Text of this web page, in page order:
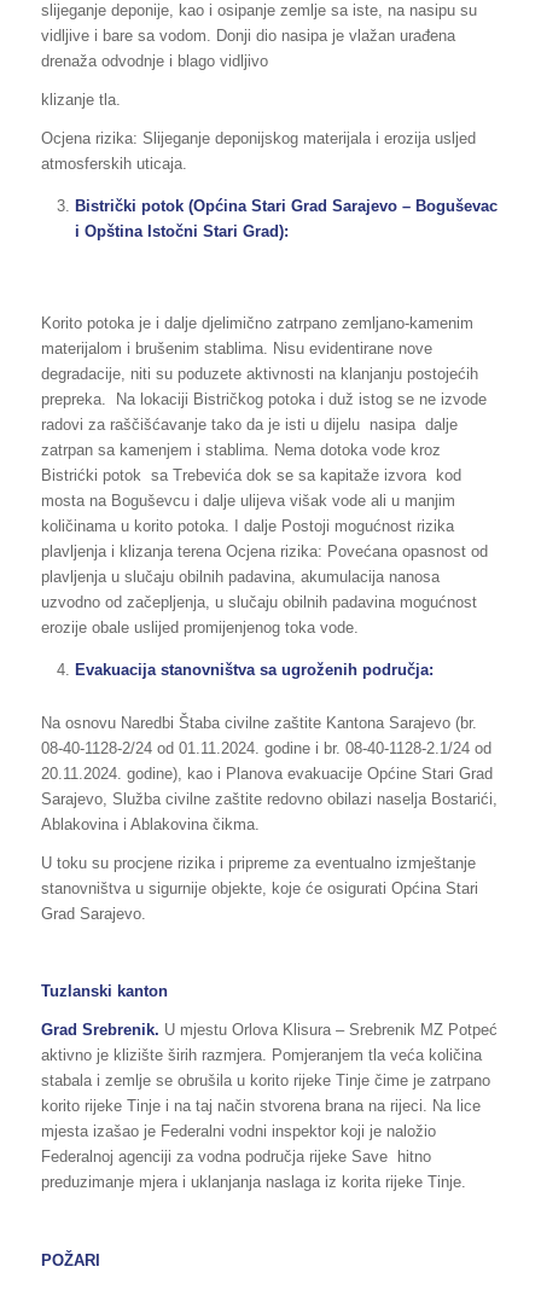
slijeganje deponije, kao i osipanje zemlje sa iste, na nasipu su
vidljive i bare sa vodom. Donji dio nasipa je vlažan urađena
drenaža odvodnje i blago vidljivo
klizanje tla.
Ocjena rizika: Slijeganje deponijskog materijala i erozija usljed
atmosferskih uticaja.
Bistrički potok (Općina Stari Grad Sarajevo – Boguševac
i Opština Istočni Stari Grad):
Korito potoka je i dalje djelimično zatrpano zemljano-kamenim
materijalom i brušenim stablima. Nisu evidentirane nove
degradacije, niti su poduzete aktivnosti na klanjanju postojećih
prepreka. Na lokaciji Bistričkog potoka i duž istog se ne izvode
radovi za raščišćavanje tako da je isti u dijelu nasipa dalje
zatrpan sa kamenjem i stablima. Nema dotoka vode kroz
Bistrićki potok sa Trebevića dok se sa kapitaže izvora kod
mosta na Boguševcu i dalje ulijeva višak vode ali u manjim
količinama u korito potoka. I dalje Postoji mogućnost rizika
plavljenja i klizanja terena Ocjena rizika: Povećana opasnost od
plavljenja u slučaju obilnih padavina, akumulacija nanosa
uzvodno od začepljenja, u slučaju obilnih padavina mogućnost
erozije obale uslijed promijenjenog toka vode.
Evakuacija stanovništva sa ugroženih područja:
Na osnovu Naredbi Štaba civilne zaštite Kantona Sarajevo (br.
08-40-1128-2/24 od 01.11.2024. godine i br. 08-40-1128-2.1/24 od
20.11.2024. godine), kao i Planova evakuacije Općine Stari Grad
Sarajevo, Služba civilne zaštite redovno obilazi naselja Bostarići,
Ablakovina i Ablakovina čikma.
U toku su procjene rizika i pripreme za eventualno izmještanje
stanovništva u sigurnije objekte, koje će osigurati Općina Stari
Grad Sarajevo.
Tuzlanski kanton
Grad Srebrenik. U mjestu Orlova Klisura – Srebrenik MZ Potpeć
aktivno je klizište širih razmjera. Pomjeranjem tla veća količina
stabala i zemlje se obrušila u korito rijeke Tinje čime je zatrpano
korito rijeke Tinje i na taj način stvorena brana na rijeci. Na lice
mjesta izašao je Federalni vodni inspektor koji je naložio
Federalnoj agenciji za vodna područja rijeke Save hitno
preduzimanje mjera i uklanjanja naslaga iz korita rijeke Tinje.
POŽARI